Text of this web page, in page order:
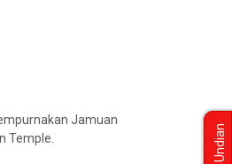
Jamuan
Temple.
Undian